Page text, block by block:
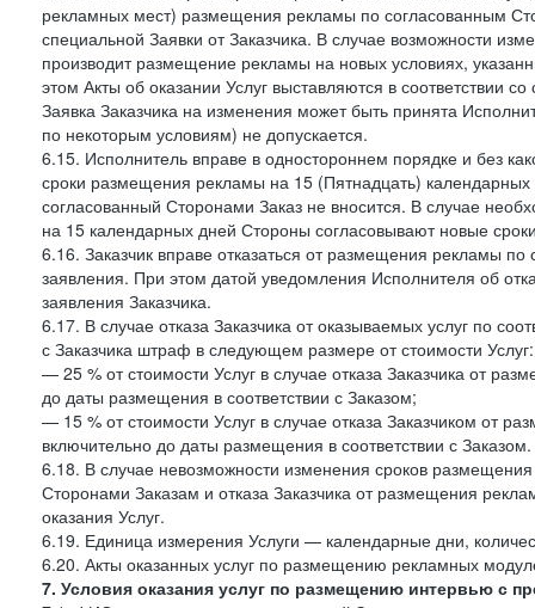
рекламных мест) размещения рекламы по согласованным
специальной Заявки от Заказчика. В случае возможности
производит размещение рекламы на новых условиях,
этом Акты об оказании Услуг выставляются в соответствии
Заявка Заказчика на изменения может быть принята
по некоторым условиям) не допускается.
6.15. Исполнитель вправе в одностороннем порядке и без
сроки размещения рекламы на 15 (Пятнадцать)
согласованный Сторонами Заказ не вносится. В случае
на 15 календарных дней Стороны согласовывают новые
6.16. Заказчик вправе отказаться от размещения рекламы
заявления. При этом датой уведомления Исполнителя об
заявления Заказчика.
6.17. В случае отказа Заказчика от оказываемых услуг по
с Заказчика штраф в следующем размере от стоимости Услуг:
— 25 % от стоимости Услуг в случае отказа Заказчика от
до даты размещения в соответствии с Заказом;
— 15 % от стоимости Услуг в случае отказа Заказчиком от
включительно до даты размещения в соответствии с Заказом.
6.18. В случае невозможности изменения сроков
Сторонами Заказам и отказа Заказчика от размещения
оказания Услуг.
6.19. Единица измерения Услуги — календарные дни,
6.20. Акты оказанных услуг по размещению рекламных
7. Условия оказания услуг по размещению интервью с